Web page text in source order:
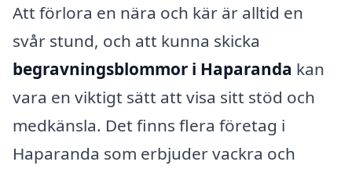
Att förlora en nära och kär är alltid en
svår stund, och att kunna skicka
begravningsblommor i Haparanda kan
vara en viktigt sätt att visa sitt stöd och
medkänsla. Det finns flera företag i
Haparanda som erbjuder vackra och